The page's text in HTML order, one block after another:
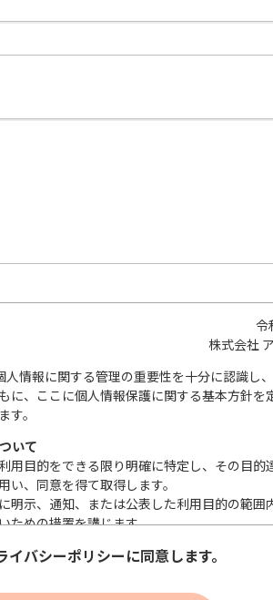
令
株式会社
情報に関する管理の重要性を十分に認識し
に、ここに個人情報保護に関する基本方針を
。
いて
用目的をできる限り明確に特定し、その目的
い、同意を得て取得します。
明示、通知、または公表した利用目的の範囲
ための措置を講じます。
の取扱いを委託する際は、本人が同意を与え
イバシーポリシーに同意します。